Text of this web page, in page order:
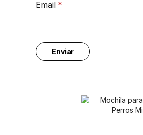
Email *